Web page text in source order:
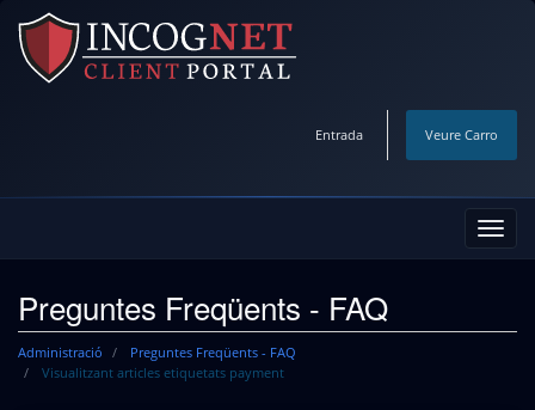
Entrada Veure Carro
la
Preguntes Freqüents - FAQ
Administració
Preguntes Freqüents - FAQ
Visualitzant articles etiquetats payment